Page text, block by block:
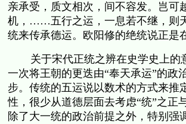
亲承受，质文相次，间不容发。岂可
机，……五行之运，一息若不继，则天
统来传承德运。欧阳修的绝统说正是
关于宋代正统之辨在史学史上
一次将王朝的更迭由“奉天承运”的政
步。传统的五运说以数术的方式来推
性，很少从道德层面去考虑“统”之正
除了大一统的政治前提之外，特别